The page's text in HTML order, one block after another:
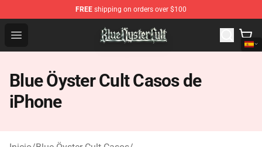
FREE shipping on orders over $100
Open menu
Blue Öyster Cult Store - Official Blue Öyster Cult
Blue Öyster Cult Casos de
iPhone